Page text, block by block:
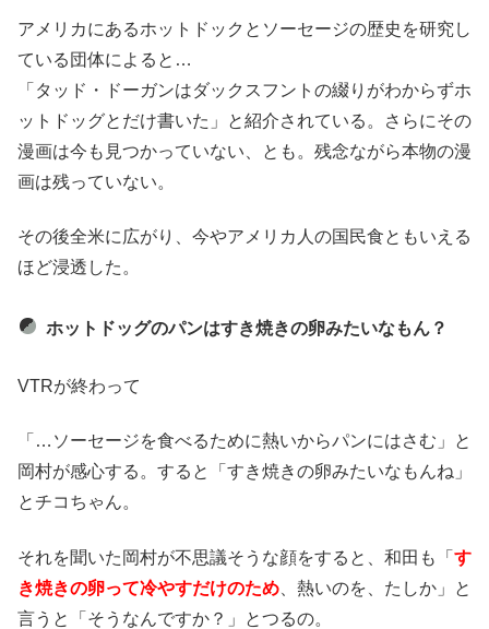
アメリカにあるホットドックとソーセージの歴史を研究し
ている団体によると…
「タッド・ドーガンはダックスフントの綴りがわからずホ
ットドッグとだけ書いた」と紹介されている。さらにその
漫画は今も見つかっていない、とも。残念ながら本物の漫
画は残っていない。
その後全米に広がり、今やアメリカ人の国民食ともいえる
ほど浸透した。
ホットドッグのパンはすき焼きの卵みたいなもん？
VTRが終わって
「…ソーセージを食べるために熱いからパンにはさむ」と
岡村が感心する。すると「すき焼きの卵みたいなもんね」
とチコちゃん。
それを聞いた岡村が不思議そうな顔をすると、和田も「 す
き焼きの卵って冷やすだけのため 、熱いのを、たしか」と
言うと「そうなんですか？」とつるの。